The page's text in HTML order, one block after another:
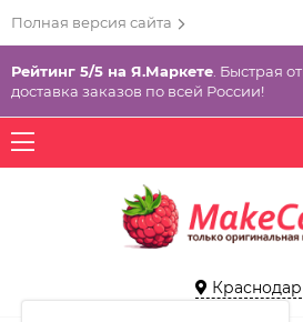
Полная версия сайта
Рейтинг 5/5 на Я.Маркете . Быстрая
доставка заказов по всей России!
Краснодар